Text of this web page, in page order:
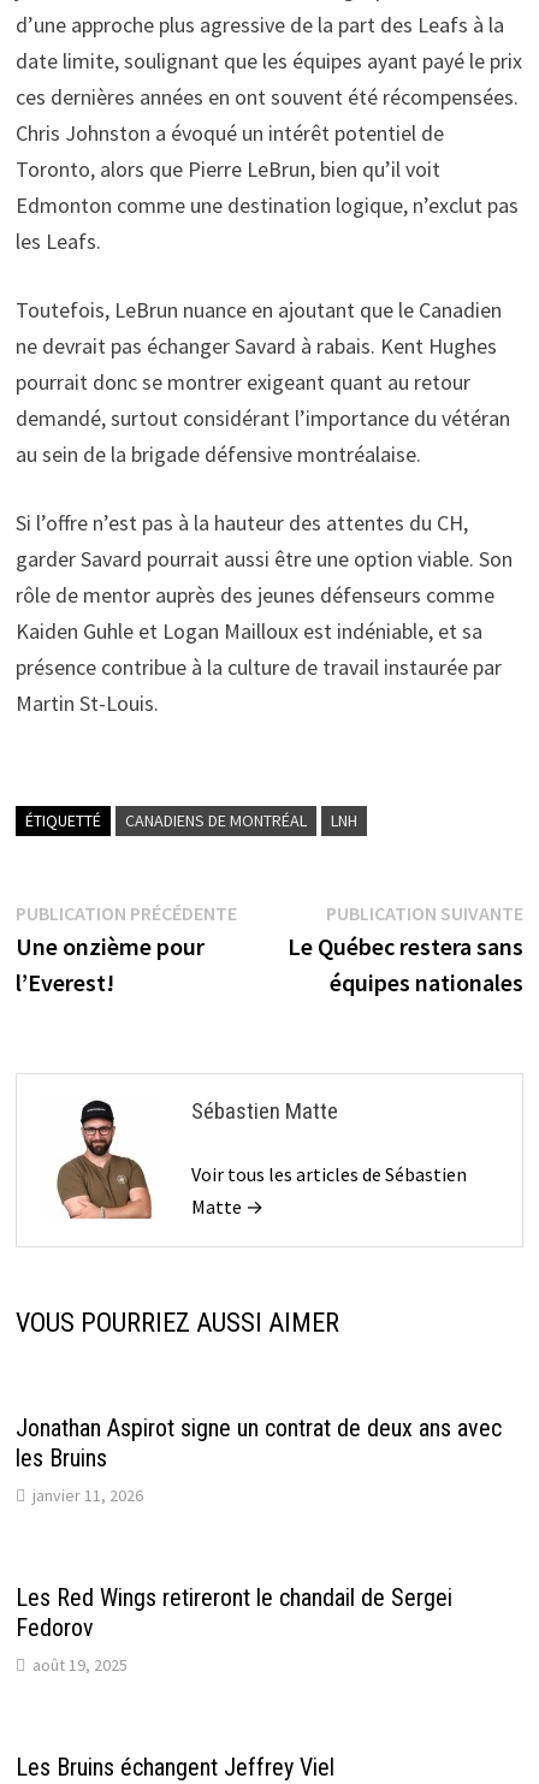
d’une approche plus agressive de la part des Leafs à la
date limite, soulignant que les équipes ayant payé le prix
ces dernières années en ont souvent été récompensées.
Chris Johnston a évoqué un intérêt potentiel de
Toronto, alors que Pierre LeBrun, bien qu’il voit
Edmonton comme une destination logique, n’exclut pas
les Leafs.
Toutefois, LeBrun nuance en ajoutant que le Canadien
ne devrait pas échanger Savard à rabais. Kent Hughes
pourrait donc se montrer exigeant quant au retour
demandé, surtout considérant l’importance du vétéran
au sein de la brigade défensive montréalaise.
Si l’offre n’est pas à la hauteur des attentes du CH,
garder Savard pourrait aussi être une option viable. Son
rôle de mentor auprès des jeunes défenseurs comme
Kaiden Guhle et Logan Mailloux est indéniable, et sa
présence contribue à la culture de travail instaurée par
Martin St-Louis.
ÉTIQUETTÉ CANADIENS DE MONTRÉAL LNH
Navigation
de
PUBLICATION PRÉCÉDENTEPublication
précédente :
Une onzième pour
l’Everest!
PUBLICATION SUIVANTE
Le Québec restera sans
équipes nationales
Sébastien Matte
Voir tous les articles de Sébastien
Matte →
VOUS POURRIEZ AUSSI AIMER
Jonathan Aspirot signe un contrat de deux ans avec
les Bruins
janvier 11, 2026
Les Red Wings retireront le chandail de Sergei
Fedorov
août 19, 2025
Les Bruins échangent Jeffrey Viel